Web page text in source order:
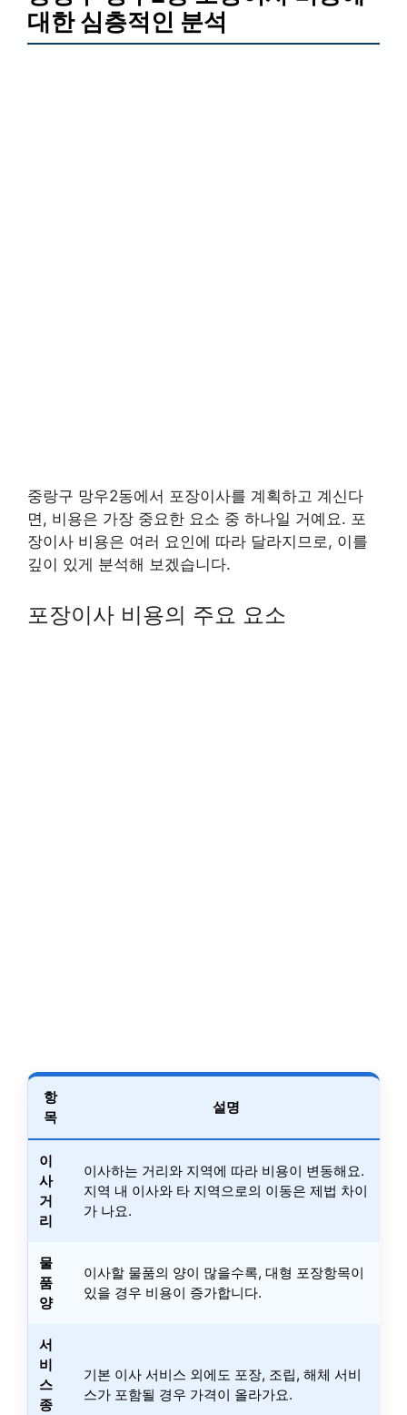
대한 심층적인 분석
중랑구 망우2동에서 포장이사를 계획하고 계신다
면, 비용은 가장 중요한 요소 중 하나일 거예요. 포
장이사 비용은 여러 요인에 따라 달라지므로, 이를
깊이 있게 분석해 보겠습니다.
포장이사 비용의 주요 요소
항
목
설명
이
사
거
리
이사하는 거리와 지역에 따라 비용이 변동해요.
지역 내 이사와 타 지역으로의 이동은 제법 차이
가 나요.
물
품
양
이사할 물품의 양이 많을수록, 대형 포장항목이
있을 경우 비용이 증가합니다.
서
비
스
종
기본 이사 서비스 외에도 포장, 조립, 해체 서비
스가 포함될 경우 가격이 올라가요.